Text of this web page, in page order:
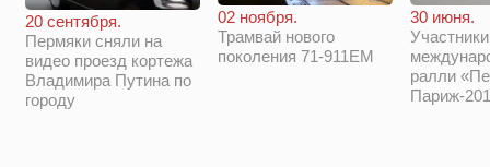
20 сентября.
Пермяки сняли на
видео проезд кортежа
Владимира Путина по
городу
02 ноября.
Трамвай нового
поколения 71-911ЕМ
30 июня.
Участники
ралли
Париж-